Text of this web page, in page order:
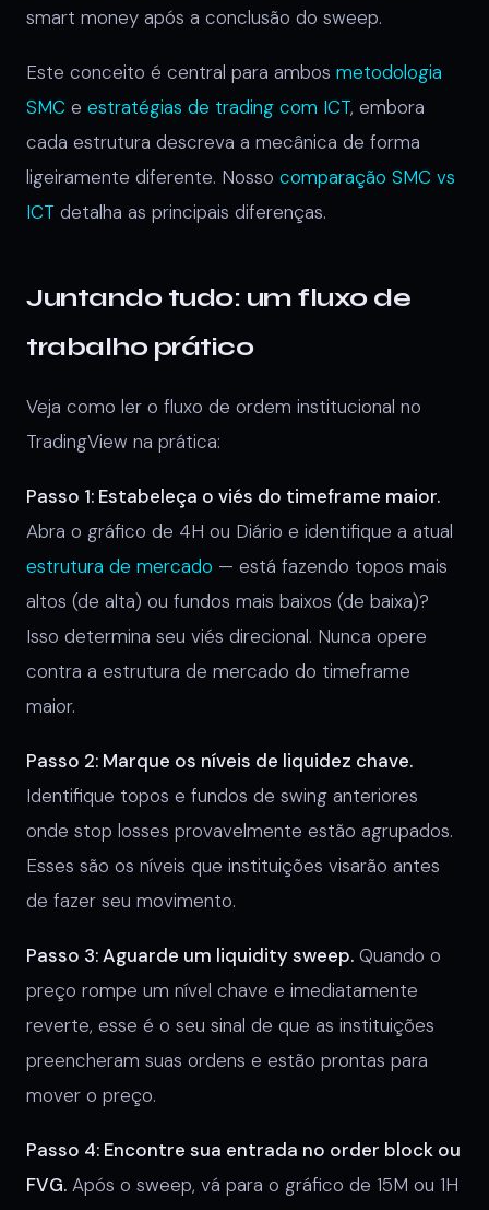
smart money após a conclusão do sweep.
Este conceito é central para ambos metodologia
SMC e estratégias de trading com ICT, embora
cada estrutura descreva a mecânica de forma
ligeiramente diferente. Nosso comparação SMC vs
ICT detalha as principais diferenças.
Juntando tudo: um fluxo de
trabalho prático
Veja como ler o fluxo de ordem institucional no
TradingView na prática:
Passo 1: Estabeleça o viés do timeframe maior.
Abra o gráfico de 4H ou Diário e identifique a atual
estrutura de mercado — está fazendo topos mais
altos (de alta) ou fundos mais baixos (de baixa)?
Isso determina seu viés direcional. Nunca opere
contra a estrutura de mercado do timeframe
maior.
Passo 2: Marque os níveis de liquidez chave.
Identifique topos e fundos de swing anteriores
onde stop losses provavelmente estão agrupados.
Esses são os níveis que instituições visarão antes
de fazer seu movimento.
Passo 3: Aguarde um liquidity sweep. Quando o
preço rompe um nível chave e imediatamente
reverte, esse é o seu sinal de que as instituições
preencheram suas ordens e estão prontas para
mover o preço.
Passo 4: Encontre sua entrada no order block ou
FVG. Após o sweep, vá para o gráfico de 15M ou 1H